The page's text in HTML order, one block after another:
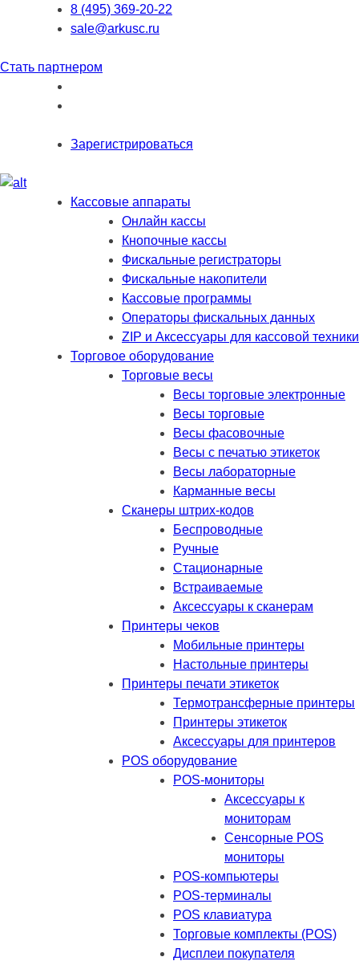
8 (495) 369-20-22
sale@arkusc.ru
Стать партнером
Зарегистрироваться
Кассовые аппараты
Онлайн кассы
Кнопочные кассы
Фискальные регистраторы
Фискальные накопители
Кассовые программы
Операторы фискальных данных
ZIP и Аксессуары для кассовой техники
Торговое оборудование
Торговые весы
Весы торговые электронные
Весы торговые
Весы фасовочные
Весы с печатью этикеток
Весы лабораторные
Карманные весы
Сканеры штрих-кодов
Беспроводные
Ручные
Стационарные
Встраиваемые
Аксессуары к сканерам
Принтеры чеков
Мобильные принтеры
Настольные принтеры
Принтеры печати этикеток
Термотрансферные принтеры
Принтеры этикеток
Аксессуары для принтеров
POS оборудование
POS-мониторы
Аксессуары к
мониторам
Сенсорные POS
мониторы
POS-компьютеры
POS-терминалы
POS клавиатура
Торговые комплекты (POS)
Дисплеи покупателя